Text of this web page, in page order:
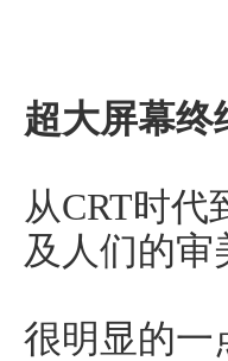
超大屏幕
从CRT时
及人们的审
很明显的一